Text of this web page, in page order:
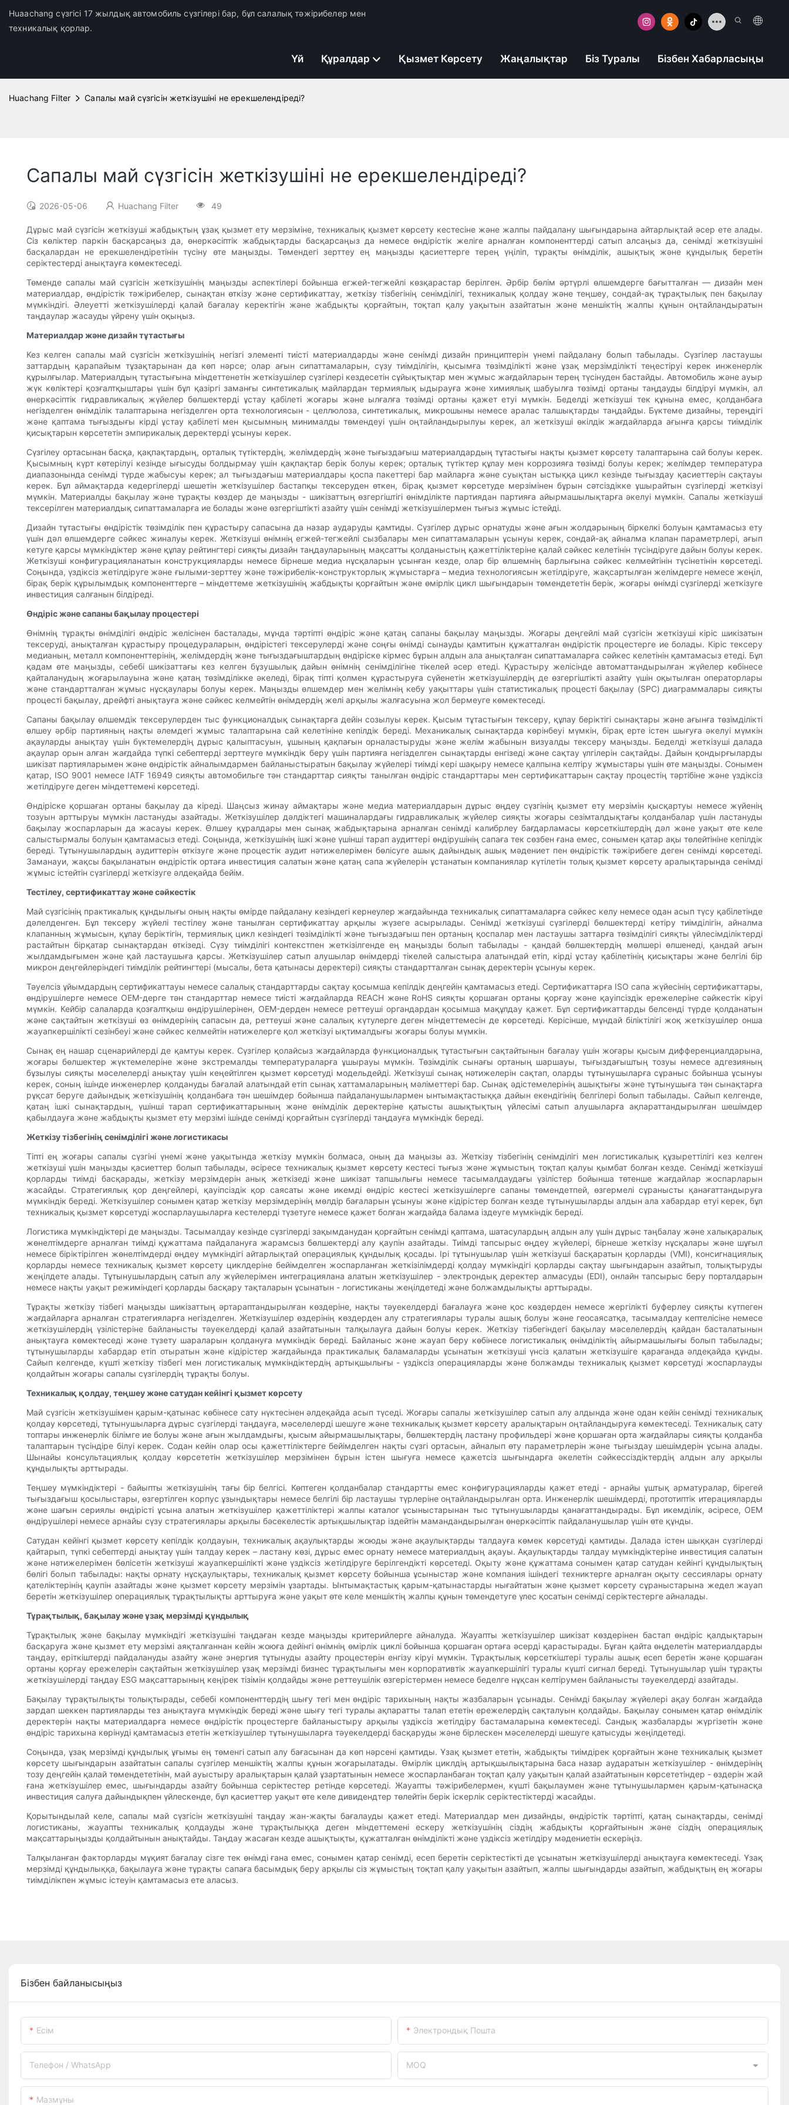
Huaachang сүзгісі 17 жылдық автомобиль сүзгілері бар, бұл салалық тәжірибелер мен
техникалық қорлар.
Үй Құралдар Қызмет Көрсету Жаңалықтар Біз Туралы Бізбен Хабарласыңы
Huachang Filter Сапалы май сүзгісін жеткізушіні не ерекшелендіреді?
Сапалы май сүзгісін жеткізушіні не ерекшелендіреді?
2026-05-06 Huachang Filter 49
Дұрыс май сүзгісін жеткізуші жабдықтың ұзақ қызмет ету мерзіміне, техникалық қызмет көрсету кестесіне және жалпы пайдалану шығындарына айтарлықтай әсер ете алады.
Сіз көліктер паркін басқарсаңыз да, өнеркәсіптік жабдықтарды басқарсаңыз да немесе өндірістік желіге арналған компоненттерді сатып алсаңыз да, сенімді жеткізушіні
басқалардан не ерекшелендіретінін түсіну өте маңызды. Төмендегі зерттеу ең маңызды қасиеттерге терең үңіліп, тұрақты өнімділік, ашықтық және құндылық беретін
серіктестерді анықтауға көмектеседі.
Төменде сапалы май сүзгісін жеткізушінің маңызды аспектілері бойынша егжей-тегжейлі көзқарастар берілген. Әрбір бөлім әртүрлі өлшемдерге бағытталған — дизайн мен
материалдар, өндірістік тәжірибелер, сынақтан өткізу және сертификаттау, жеткізу тізбегінің сенімділігі, техникалық қолдау және теңшеу, сондай-ақ тұрақтылық пен бақылау
мүмкіндігі. Әлеуетті жеткізушілерді қалай бағалау керектігін және жабдықты қорғайтын, тоқтап қалу уақытын азайтатын және меншіктің жалпы құнын оңтайландыратын
таңдаулар жасауды үйрену үшін оқыңыз.
Материалдар және дизайн тұтастығы
Кез келген сапалы май сүзгісін жеткізушінің негізгі элементі тиісті материалдарды және сенімді дизайн принциптерін үнемі пайдалану болып табылады. Сүзгілер ластаушы
заттардың қарапайым тұзақтарынан да көп нәрсе; олар ағын сипаттамаларын, сүзу тиімділігін, қысымға төзімділікті және ұзақ мерзімділікті теңестіруі керек инженерлік
құрылғылар. Материалдың тұтастығына міндеттенетін жеткізушілер сүзгілері кездесетін сұйықтықтар мен жұмыс жағдайларын терең түсінуден бастайды. Автомобиль және ауыр
жүк көліктері қозғалтқыштары үшін бұл қазіргі заманғы синтетикалық майлардан термиялық ыдырауға және химиялық шабуылға төзімді ортаны таңдауды білдіруі мүмкін, ал
өнеркәсіптік гидравликалық жүйелер бөлшектерді ұстау қабілеті жоғары және ылғалға төзімді ортаны қажет етуі мүмкін. Беделді жеткізуші тек құнына емес, қолданбаға
негізделген өнімділік талаптарына негізделген орта технологиясын - целлюлоза, синтетикалық, микрошыны немесе аралас талшықтарды таңдайды. Бүктеме дизайны, тереңдігі
және қаптама тығыздығы кірді ұстау қабілеті мен қысымның минималды төмендеуі үшін оңтайландырылуы керек, ал жеткізуші өкілдік жағдайларда ағынға қарсы тиімділік
қисықтарын көрсететін эмпирикалық деректерді ұсынуы керек.
Сүзгілеу ортасынан басқа, қақпақтардың, орталық түтіктердің, желімдердің және тығыздағыш материалдардың тұтастығы нақты қызмет көрсету талаптарына сай болуы керек.
Қысымның күрт көтерілуі кезінде ығысуды болдырмау үшін қақпақтар берік болуы керек; орталық түтіктер құлау мен коррозияға төзімді болуы керек; желімдер температура
диапазонында сенімді түрде жабысуы керек; ал тығыздағыш материалдары қоспа пакеттері бар майларға және суықтан ыстыққа цикл кезінде тығыздау қасиеттерін сақтауы
керек. Бұл аймақтарда кедергілерді шешетін жеткізушілер бастапқы тексеруден өткен, бірақ қызмет көрсетуде мерзімінен бұрын сәтсіздікке ұшырайтын сүзгілерді жеткізуі
мүмкін. Материалды бақылау және тұрақты көздер де маңызды - шикізаттың өзгергіштігі өнімділікте партиядан партияға айырмашылықтарға әкелуі мүмкін. Сапалы жеткізуші
тексерілген материалдық сипаттамаларға ие болады және өзгергіштікті азайту үшін сенімді жеткізушілермен тығыз жұмыс істейді.
Дизайн тұтастығы өндірістік төзімділік пен құрастыру сапасына да назар аударуды қамтиды. Сүзгілер дұрыс орнатуды және ағын жолдарының біркелкі болуын қамтамасыз ету
үшін дәл өлшемдерге сәйкес жиналуы керек. Жеткізуші өнімнің егжей-тегжейлі сызбалары мен сипаттамаларын ұсынуы керек, сондай-ақ айналма клапан параметрлері, ағып
кетуге қарсы мүмкіндіктер және құлау рейтингтері сияқты дизайн таңдауларының мақсатты қолданыстың қажеттіліктеріне қалай сәйкес келетінін түсіндіруге дайын болуы керек.
Жеткізуші конфигурацияланатын конструкцияларды немесе бірнеше медиа нұсқаларын ұсынған кезде, олар бір өлшемнің барлығына сәйкес келмейтінін түсінетінін көрсетеді.
Соңында, үздіксіз жетілдіруге және ғылыми-зерттеу және тәжірибелік-конструкторлық жұмыстарға – медиа технологиясын жетілдіруге, жақсартылған желімдерге немесе жеңіл,
бірақ берік құрылымдық компоненттерге – міндеттеме жеткізушінің жабдықты қорғайтын және өмірлік цикл шығындарын төмендететін берік, жоғары өнімді сүзгілерді жеткізуге
инвестиция салғанын білдіреді.
Өндіріс және сапаны бақылау процестері
Өнімнің тұрақты өнімділігі өндіріс желісінен басталады, мұнда тәртіпті өндіріс және қатаң сапаны бақылау маңызды. Жоғары деңгейлі май сүзгісін жеткізуші кіріс шикізатын
тексеруді, анықталған құрастыру процедураларын, өндірістегі тексерулерді және соңғы өнімді сынауды қамтитын құжатталған өндірістік процестерге ие болады. Кіріс тексеру
медианың, металл компоненттерінің, желімдердің және тығыздағыштардың өндіріске кірмес бұрын алдын ала анықталған сипаттамаларға сәйкес келетінін қамтамасыз етеді. Бұл
қадам өте маңызды, себебі шикізаттағы кез келген бұзушылық дайын өнімнің сенімділігіне тікелей әсер етеді. Құрастыру желісінде автоматтандырылған жүйелер көбінесе
қайталанудың жоғарылауына және қатаң төзімділікке әкеледі, бірақ тіпті қолмен құрастыруға сүйенетін жеткізушілердің де өзгергіштікті азайту үшін оқытылған операторлары
және стандартталған жұмыс нұсқаулары болуы керек. Маңызды өлшемдер мен желімнің кебу уақыттары үшін статистикалық процесті бақылау (SPC) диаграммалары сияқты
процесті бақылау, дрейфті анықтауға және сәйкес келмейтін өнімдердің желі арқылы жалғасуына жол бермеуге көмектеседі.
Сапаны бақылау өлшемдік тексерулерден тыс функционалдық сынақтарға дейін созылуы керек. Қысым тұтастығын тексеру, құлау беріктігі сынақтары және ағынға төзімділікті
өлшеу әрбір партияның нақты әлемдегі жұмыс талаптарына сай келетініне кепілдік береді. Механикалық сынақтарда көрінбеуі мүмкін, бірақ ерте істен шығуға әкелуі мүмкін
ақауларды анықтау үшін бүктемелердің дұрыс қалыптасуын, ұшының қақпағын орналастыруды және желім жабынын визуалды тексеру маңызды. Беделді жеткізуші далада
ақаулар орын алған жағдайда түпкі себептерді зерттеуге мүмкіндік беру үшін партияға негізделген сынақтарды енгізеді және сақтау үлгілерін сақтайды. Дайын қондырғыларды
шикізат партияларымен және өндірістік айналымдармен байланыстыратын бақылау жүйелері тиімді кері шақыру немесе қалпына келтіру жұмыстары үшін өте маңызды. Сонымен
қатар, ISO 9001 немесе IATF 16949 сияқты автомобильге тән стандарттар сияқты танылған өндіріс стандарттары мен сертификаттарын сақтау процестің тәртібіне және үздіксіз
жетілдіруге деген міндеттемені көрсетеді.
Өндіріске қоршаған ортаны бақылау да кіреді. Шаңсыз жинау аймақтары және медиа материалдарын дұрыс өңдеу сүзгінің қызмет ету мерзімін қысқартуы немесе жүйенің
тозуын арттыруы мүмкін ластануды азайтады. Жеткізушілер дәлдіктегі машиналардағы гидравликалық жүйелер сияқты жоғары сезімталдықтағы қолданбалар үшін ластануды
бақылау жоспарларын да жасауы керек. Өлшеу құралдары мен сынақ жабдықтарына арналған сенімді калибрлеу бағдарламасы көрсеткіштердің дәл және уақыт өте келе
салыстырмалы болуын қамтамасыз етеді. Соңында, жеткізушінің ішкі және үшінші тарап аудиттері өндірушінің сапаға тек сөзбен ғана емес, сонымен қатар ақы төлейтініне кепілдік
береді. Тұтынушылардың аудиттерін өткізуге және процестік аудит нәтижелерімен бөлісуге ашық дайындық ашық мәдениет пен өндірістік тәжірибеге деген сенімді көрсетеді.
Заманауи, жақсы бақыланатын өндірістік ортаға инвестиция салатын және қатаң сапа жүйелерін ұстанатын компаниялар күтілетін толық қызмет көрсету аралықтарында сенімді
жұмыс істейтін сүзгілерді жеткізуге әлдеқайда бейім.
Тестілеу, сертификаттау және сәйкестік
Май сүзгісінің практикалық құндылығы оның нақты өмірде пайдалану кезіндегі кернеулер жағдайында техникалық сипаттамаларға сәйкес келу немесе одан асып түсу қабілетінде
дәлелденген. Бұл тексеру жүйелі тестілеу және танылған сертификаттау арқылы жүзеге асырылады. Сенімді жеткізуші сүзгілерді бөлшектерді кетіру тиімділігін, айналма
клапанның жұмысын, құлау беріктігін, термиялық цикл кезіндегі төзімділікті және тығыздағыш пен ортаның қоспалар мен ластаушы заттарға төзімділігі сияқты үйлесімділіктерді
растайтын бірқатар сынақтардан өткізеді. Сүзу тиімділігі контекстпен жеткізілгенде ең маңызды болып табылады - қандай бөлшектердің мөлшері өлшенеді, қандай ағын
жылдамдығымен және қай ластаушыға қарсы. Жеткізушілер сатып алушылар өнімдерді тікелей салыстыра алатындай етіп, кірді ұстау қабілетінің қисықтары және белгілі бір
микрон деңгейлеріндегі тиімділік рейтингтері (мысалы, бета қатынасы деректері) сияқты стандартталған сынақ деректерін ұсынуы керек.
Тәуелсіз ұйымдардың сертификаттауы немесе салалық стандарттарды сақтау қосымша кепілдік деңгейін қамтамасыз етеді. Сертификаттарға ISO сапа жүйесінің сертификаттары,
өндірушілерге немесе OEM-дерге тән стандарттар немесе тиісті жағдайларда REACH және RoHS сияқты қоршаған ортаны қорғау және қауіпсіздік ережелеріне сәйкестік кіруі
мүмкін. Кейбір салаларда қозғалтқыш өндірушілерінен, OEM-дерден немесе реттеуші органдардан қосымша мақұлдау қажет. Бұл сертификаттарды белсенді түрде қолданатын
және сақтайтын жеткізуші өз өнімдерінің сапасын да, реттеуші және салалық күтулерге деген міндеттемесін де көрсетеді. Керісінше, мұндай біліктілігі жоқ жеткізушілер онша
жауапкершілікті сезінбеуі және сәйкес келмейтін нәтижелерге қол жеткізуі ықтималдығы жоғары болуы мүмкін.
Сынақ ең нашар сценарийлерді де қамтуы керек. Сүзгілер қолайсыз жағдайларда функционалдық тұтастығын сақтайтынын бағалау үшін жоғары қысым дифференциалдарына,
жоғары бөлшектер жүктемелеріне және экстремалды температураларға ұшырауы мүмкін. Төзімділік сынағы ортаның шаршауы, тығыздағыштың тозуы немесе адгезияның
бұзылуы сияқты мәселелерді анықтау үшін кеңейтілген қызмет көрсетуді модельдейді. Жеткізуші сынақ нәтижелерін сақтап, оларды тұтынушыларға сұраныс бойынша ұсынуы
керек, соның ішінде инженерлер қолдануды бағалай алатындай етіп сынақ хаттамаларының мәліметтері бар. Сынақ әдістемелерінің ашықтығы және тұтынушыға тән сынақтарға
рұқсат беруге дайындық жеткізушінің қолданбаға тән шешімдер бойынша пайдаланушылармен ынтымақтастыққа дайын екендігінің белгілері болып табылады. Сайып келгенде,
қатаң ішкі сынақтардың, үшінші тарап сертификаттарының және өнімділік деректеріне қатысты ашықтықтың үйлесімі сатып алушыларға ақпараттандырылған шешімдер
қабылдауға және жабдықты қызмет ету мерзімі ішінде сенімді қорғайтын сүзгілерді таңдауға мүмкіндік береді.
Жеткізу тізбегінің сенімділігі және логистикасы
Тіпті ең жоғары сапалы сүзгіні үнемі және уақытында жеткізу мүмкін болмаса, оның да маңызы аз. Жеткізу тізбегінің сенімділігі мен логистикалық құзыреттілігі кез келген
жеткізуші үшін маңызды қасиеттер болып табылады, әсіресе техникалық қызмет көрсету кестесі тығыз және жұмыстың тоқтап қалуы қымбат болған кезде. Сенімді жеткізуші
қорларды тиімді басқарады, жеткізу мерзімдерін анық жеткізеді және шикізат тапшылығы немесе тасымалдаудағы үзілістер бойынша төтенше жағдайлар жоспарларын
жасайды. Стратегиялық қор деңгейлері, қауіпсіздік қор саясаты және икемді өндіріс кестесі жеткізушілерге сапаны төмендетпей, өзгермелі сұранысты қанағаттандыруға
мүмкіндік береді. Жеткізушілер сонымен қатар жеткізу мерзімдерінің мөлдір бағаларын ұсынуы және кідірістер болған кезде тұтынушыларды алдын ала хабардар етуі керек, бұл
техникалық қызмет көрсетуді жоспарлаушыларға кестелерді түзетуге немесе қажет болған жағдайда балама іздеуге мүмкіндік береді.
Логистика мүмкіндіктері де маңызды. Тасымалдау кезінде сүзгілерді зақымданудан қорғайтын сенімді қаптама, шатасулардың алдын алу үшін дұрыс таңбалау және халықаралық
жөнелтімдерге арналған тиімді құжаттама пайдалануға жарамсыз бөлшектерді алу қаупін азайтады. Тиімді тапсырыс өңдеу жүйелері, бірнеше жеткізу нұсқалары және шұғыл
немесе біріктірілген жөнелтімдерді өңдеу мүмкіндігі айтарлықтай операциялық құндылық қосады. Ірі тұтынушылар үшін жеткізуші басқаратын қорларды (VMI), консигнациялық
қорларды немесе техникалық қызмет көрсету циклдеріне бейімделген жоспарланған жеткізілімдерді қолдау мүмкіндігі қорларды сақтау шығындарын азайтып, толықтыруды
жеңілдете алады. Тұтынушылардың сатып алу жүйелерімен интеграциялана алатын жеткізушілер - электрондық деректер алмасуды (EDI), онлайн тапсырыс беру порталдарын
немесе нақты уақыт режиміндегі қорларды басқару тақталарын ұсынатын - логистиканы жеңілдетеді және болжамдылықты арттырады.
Тұрақты жеткізу тізбегі маңызды шикізаттың әртараптандырылған көздеріне, нақты тәуекелдерді бағалауға және қос көздерден немесе жергілікті буферлеу сияқты күтпеген
жағдайларға арналған стратегияларға негізделген. Жеткізушілер өздерінің көздерден алу стратегиялары туралы ашық болуы және геосаясатқа, тасымалдау кептелісіне немесе
жеткізушілердің үзілістеріне байланысты тәуекелдерді қалай азайтатынын талқылауға дайын болуы керек. Жеткізу тізбегіндегі бақылау мәселелердің қайдан басталатынын
анықтауға көмектеседі және түзету шараларын қолдануға мүмкіндік береді. Байланыс және жауап беру көбінесе логистикалық өнімділіктің айырмашылығы болып табылады;
тұтынушыларды хабардар етіп отыратын және кідірістер жағдайында практикалық баламаларды ұсынатын жеткізуші үнсіз қалатын жеткізушіге қарағанда әлдеқайда құнды.
Сайып келгенде, күшті жеткізу тізбегі мен логистикалық мүмкіндіктердің артықшылығы - үздіксіз операцияларды және болжамды техникалық қызмет көрсетуді жоспарлауды
қолдайтын жоғары сапалы сүзгілердің тұрақты болуы.
Техникалық қолдау, теңшеу және сатудан кейінгі қызмет көрсету
Май сүзгісін жеткізушімен қарым-қатынас көбінесе сату нүктесінен әлдеқайда асып түседі. Жоғары сапалы жеткізушілер сатып алу алдында және одан кейін сенімді техникалық
қолдау көрсетеді, тұтынушыларға дұрыс сүзгілерді таңдауға, мәселелерді шешуге және техникалық қызмет көрсету аралықтарын оңтайландыруға көмектеседі. Техникалық сату
топтары инженерлік білімге ие болуы және ағын жылдамдығы, қысым айырмашылықтары, бөлшектердің ластану профильдері және қоршаған орта жағдайлары сияқты қолданба
талаптарын түсіндіре білуі керек. Содан кейін олар осы қажеттіліктерге бейімделген нақты сүзгі ортасын, айналып өту параметрлерін және тығыздау шешімдерін ұсына алады.
Шынайы консультациялық қолдау көрсететін жеткізушілер мерзімінен бұрын істен шығуға немесе қажетсіз шығындарға әкелетін сәйкессіздіктердің алдын алу арқылы
құндылықты арттырады.
Теңшеу мүмкіндіктері - байыпты жеткізушінің тағы бір белгісі. Көптеген қолданбалар стандартты емес конфигурацияларды қажет етеді - арнайы ұштық арматуралар, бірегей
тығыздағыш қосылыстары, өзгертілген корпус ұзындықтары немесе белгілі бір ластаушы түрлеріне оңтайландырылған орта. Инженерлік шешімдерді, прототиптік итерацияларды
және шағын сериялы өндірісті ұсына алатын жеткізушілер қажеттіліктері жалпы каталог ұсыныстарынан тыс тұтынушыларды қанағаттандырады. Бұл икемділік, әсіресе, OEM
өндірушілері немесе арнайы сүзу стратегиялары арқылы бәсекелестік артықшылықтар іздейтін мамандандырылған өнеркәсіптік пайдаланушылар үшін өте құнды.
Сатудан кейінгі қызмет көрсету кепілдік қолдауын, техникалық ақаулықтарды жоюды және ақаулықтарды талдауға көмек көрсетуді қамтиды. Далада істен шыққан сүзгілерді
қайтарып, түпкі себептерді анықтау үшін талдау керек – ластану көзі, дұрыс емес орнату немесе материалдың ақауы. Ақаулықтарды талдау мүмкіндіктеріне инвестиция салатын
және нәтижелерімен бөлісетін жеткізуші жауапкершілікті және үздіксіз жетілдіруге берілгендікті көрсетеді. Оқыту және құжаттама сонымен қатар сатудан кейінгі құндылықтың
бөлігі болып табылады: нақты орнату нұсқаулықтары, техникалық қызмет көрсету бойынша ұсыныстар және компания ішіндегі техниктерге арналған оқыту сессиялары орнату
қателіктерінің қаупін азайтады және қызмет көрсету мерзімін ұзартады. Ынтымақтастық қарым-қатынастарды нығайтатын және қызмет көрсету сұраныстарына жедел жауап
беретін жеткізушілер операциялық тұрақтылықты арттыруға және уақыт өте келе меншіктің жалпы құнын төмендетуге үлес қосатын сенімді серіктестерге айналады.
Тұрақтылық, бақылау және ұзақ мерзімді құндылық
Тұрақтылық және бақылау мүмкіндігі жеткізушіні таңдаған кезде маңызды критерийлерге айналуда. Жауапты жеткізушілер шикізат көздерінен бастап өндіріс қалдықтарын
басқаруға және қызмет ету мерзімі аяқталғаннан кейін жоюға дейінгі өнімнің өмірлік циклі бойынша қоршаған ортаға әсерді қарастырады. Бұған қайта өңделетін материалдарды
таңдау, еріткіштерді пайдалануды азайту және энергия тұтынуды азайту процестерін енгізу кіруі мүмкін. Тұрақтылық көрсеткіштері туралы ашық есеп беретін және қоршаған
ортаны қорғау ережелерін сақтайтын жеткізушілер ұзақ мерзімді бизнес тұрақтылығы мен корпоративтік жауапкершілігі туралы күшті сигнал береді. Тұтынушылар үшін тұрақты
жеткізушілерді таңдау ESG мақсаттарының кеңірек тізімін қолдайды және реттеушілік өзгерістермен немесе беделге нұқсан келтірумен байланысты тәуекелдерді азайтады.
Бақылау тұрақтылықты толықтырады, себебі компоненттердің шығу тегі мен өндіріс тарихының нақты жазбаларын ұсынады. Сенімді бақылау жүйелері ақау болған жағдайда
зардап шеккен партияларды тез анықтауға мүмкіндік береді және шығу тегі туралы ақпаратты талап ететін ережелердің сақталуын қолдайды. Бақылау сонымен қатар өнімділік
деректерін нақты материалдарға немесе өндірістік процестерге байланыстыру арқылы үздіксіз жетілдіру бастамаларына көмектеседі. Сандық жазбаларды жүргізетін және
өндіріс тарихына көрінуді қамтамасыз ететін жеткізушілер тұтынушыларға тәуекелдерді басқаруды және бірлескен мәселелерді шешуге қатысуды жеңілдетеді.
Соңында, ұзақ мерзімді құндылық ұғымы ең төменгі сатып алу бағасынан да көп нәрсені қамтиды. Ұзақ қызмет ететін, жабдықты тиімдірек қорғайтын және техникалық қызмет
көрсету шығындарын азайтатын сапалы сүзгілер меншіктің жалпы құнын жоғарылатады. Өмірлік циклдің артықшылықтарына баса назар аударатын жеткізушілер - өнімдерінің
тозу деңгейін қалай төмендететінін, май ауыстыру аралықтарын қалай ұзартатынын немесе жоспарланбаған тоқтап қалу уақытын қалай азайтатынын көрсететіндер - өздерін жай
ғана жеткізушілер емес, шығындарды азайту бойынша серіктестер ретінде көрсетеді. Жауапты тәжірибелермен, күшті бақылаумен және тұтынушылармен қарым-қатынасқа
инвестиция салуға дайындықпен үйлескенде, бұл қасиеттер уақыт өте келе дивидендтер төлейтін берік іскерлік серіктестіктерді жасайды.
Қорытындылай келе, сапалы май сүзгісін жеткізушіні таңдау жан-жақты бағалауды қажет етеді. Материалдар мен дизайнды, өндірістік тәртіпті, қатаң сынақтарды, сенімді
логистиканы, жауапты техникалық қолдауды және тұрақтылыққа деген міндеттемені ескеру жеткізушінің сіздің жабдықты қорғайтынын және сіздің операциялық
мақсаттарыңызды қолдайтынын анықтайды. Таңдау жасаған кезде ашықтықты, құжатталған өнімділікті және үздіксіз жетілдіру мәдениетін ескеріңіз.
Талқыланған факторларды мұқият бағалау сізге тек өнімді ғана емес, сонымен қатар сенімді, есеп беретін серіктестікті де ұсынатын жеткізушілерді анықтауға көмектеседі. Ұзақ
мерзімді құндылыққа, бақылауға және тұрақты сапаға басымдық беру арқылы сіз жұмыстың тоқтап қалу уақытын азайтып, жалпы шығындарды азайтып, жабдықтың ең жоғары
тиімділікпен жұмыс істеуін қамтамасыз ете аласыз.
Бізбен байланысыңыз
Есім Электрондық Пошта
Телефон / WhatsApp MOQ
Мазмұны